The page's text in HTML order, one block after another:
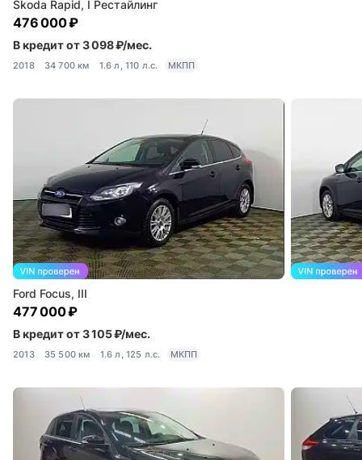
Skoda Rapid, I Рестайлинг
476 000 ₽
В кредит от 3 098 ₽/мес.
2018 34 700 км 1.6 л, 110 л.с. МКПП
Ford Focus, III
477 000 ₽
В кредит от 3 105 ₽/мес.
2013 35 500 км 1.6 л, 125 л.с. МКПП